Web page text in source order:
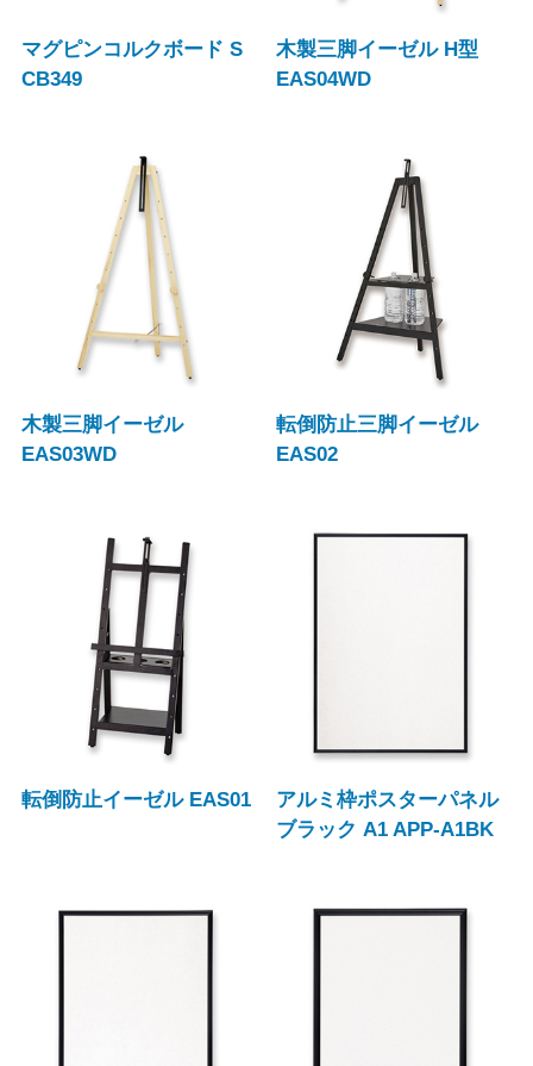
マグピンコルクボード S
CB349
木製三脚イーゼル H型
EAS04WD
木製三脚イーゼル
EAS03WD
転倒防止三脚イーゼル
EAS02
転倒防止イーゼル EAS01
アルミ枠ポスターパネル
ブラック A1 APP-A1BK